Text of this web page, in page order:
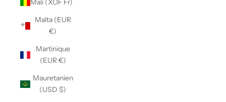
Mali (XOF Fr)
Malta (EUR
€)
Martinique
(EUR €)
Mauretanien
(USD $)